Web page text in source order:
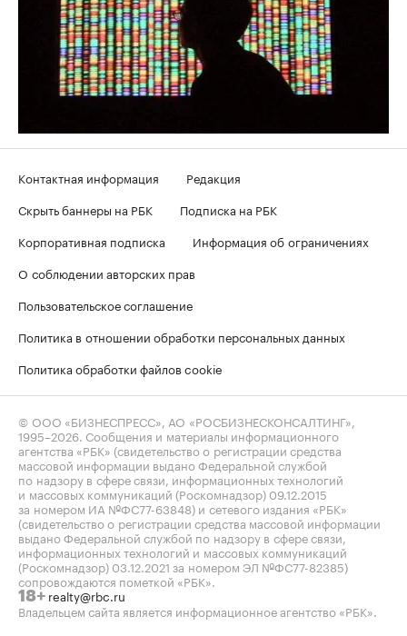
Контактная информация
Редакция
Скрыть баннеры на РБК
Подписка на РБК
Корпоративная подписка
Информация об ограничениях
О соблюдении авторских прав
Пользовательское соглашение
Политика в отношении обработки персональных данных
Политика обработки файлов cookie
© ООО «БИЗНЕСПРЕСС», АО «РОСБИЗНЕСКОНСАЛТИНГ»,
1995–2026. Сообщения и материалы информационного
агентства «РБК» (свидетельство о регистрации средства
массовой информации выдано Федеральной службой
по надзору в сфере связи, информационных технологий
и массовых коммуникаций (Роскомнадзор) 09.12.2015
за номером ИА №ФС77-63848) и сетевого издания «РБК»
(свидетельство о регистрации средства массовой информации
выдано Федеральной службой по надзору в сфере связи,
информационных технологий и массовых коммуникаций
(Роскомнадзор) 03.12.2021 за номером ЭЛ №ФС77-82385)
сопровождаются пометкой «РБК».
18+ realty@rbc.ru
Владельцем сайта является информационное агентство «РБК».